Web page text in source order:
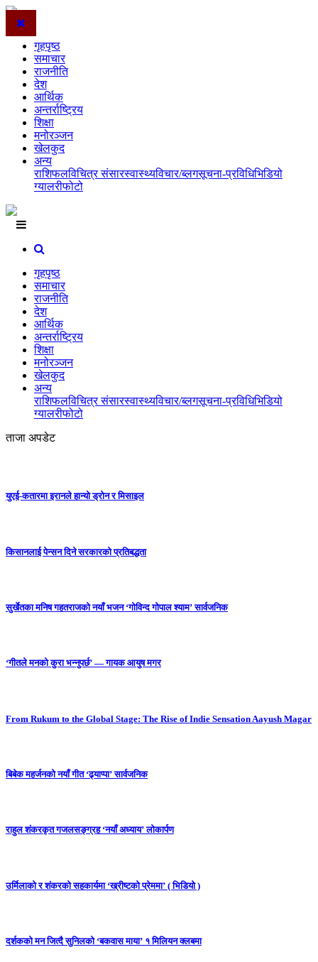
गृहपृष्ठ
समाचार
राजनीति
देश
आर्थिक
अन्तर्राष्ट्रिय
शिक्षा
मनोरञ्जन
खेलकुद
अन्य
राशिफलविचित्र संसारस्वास्थ्यविचार/ब्लगसूचना-प्रविधिभिडियो
ग्यालरीफोटो
गृहपृष्ठ
समाचार
राजनीति
देश
आर्थिक
अन्तर्राष्ट्रिय
शिक्षा
मनोरञ्जन
खेलकुद
अन्य
राशिफलविचित्र संसारस्वास्थ्यविचार/ब्लगसूचना-प्रविधिभिडियो
ग्यालरीफोटो
ताजा अपडेट
युएई-कतारमा इरानले हान्यो ड्रोन र मिसाइल
किसानलाई पेन्सन दिने सरकारको प्रतिबद्धता
सुर्खेतका मनिष गहतराजको नयाँ भजन ‘गोविन्द गोपाल श्याम’ सार्वजनिक
‘गीतले मनको कुरा भन्नुपर्छ’ — गायक आयुष मगर
From Rukum to the Global Stage: The Rise of Indie Sensation Aayush Magar
बिबेक महर्जनको नयाँ गीत ‘ढ्याप्पा’ सार्वजनिक
राहुल शंकरकृत गजलसङ्ग्रह ‘नयाँ अध्याय’ लोकार्पण
उर्मिलाको र शंकरको सहकार्यमा ‘ख्रीष्टको प्रेममा’ ( भिडियो )
दर्शकको मन जित्दै सुनिलको ‘बकवास माया’ १ मिलियन क्लबमा